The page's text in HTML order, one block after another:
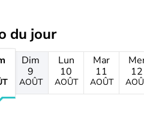
du jour
Dim
9
AOÛT
Lun
10
AOÛT
Mar
11
AOÛT
12